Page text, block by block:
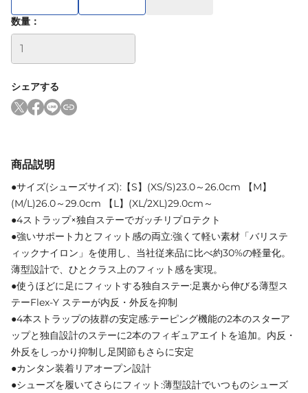
数量：
シェアする
商品説明
●サイズ(シューズサイズ):【S】(XS/S)23.0～26.0cm 【M】
(M/L)26.0～29.0cm 【L】(XL/2XL)29.0cm～
●4ストラップ×独自ステーでガッチリプロテクト
●強いサポート力とフィット感の両立:強くて軽い素材「バリステ
ィックナイロン」を使用し、当社従来品に比べ約30%の軽量化。
薄型設計で、ひとクラス上のフィット感を実現。
●使うほどに足にフィットする独自ステー:足裏から伸びる薄型ス
テーFlex-Y ステーが内反・外反を抑制
●4本ストラップの抜群の安定感:テーピング機能の2本のスターア
ップと独自設計のステーに2本のフィギュアエイトを追加。内反・
外反をしっかり抑制し足関節もさらに安定
●カンタン装着リアオープン設計
●シューズを履いてさらにフィット:薄型設計でいつものシューズ